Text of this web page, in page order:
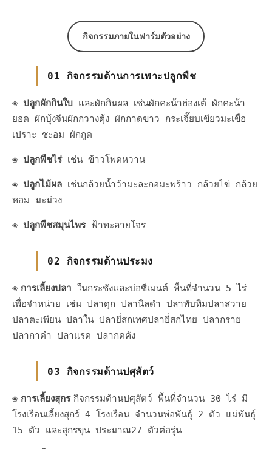
กิจกรรมภายในฟาร์มตัวอย่าง
01 กิจกรรมด้านการเพาะปลูกพืช
❀ ปลูกผักกินใบ และผักกินผล เช่นผักคะน้าฮ่องเต้ ผักคะน้า
ยอด ผักบุ้งจีนผักกวางตุ้ง ผักกาดขาว กระเจี๊ยบเขียวมะเขือ
เปราะ ชะอม ผักกูด
❀ ปลูกพืชไร่เช่น ข้าวโพดหวาน
❀ ปลูกไม้ผล เช่นกล้วยน้ำว้ามะละกอมะพร้าว กล้วยไข่ กล้วย
หอม มะม่วง
❀ ปลูกพืชสมุนไพร ฟ้าทะลายโจร
02 กิจกรรมด้านประมง
❀ การเลี้ยงปลา ในกระชังและบ่อซีเมนต์ พื้นที่จำนวน 5 ไร่
เพื่อจำหน่าย เช่น ปลาดุก ปลานิลดำ ปลาทับทิมปลาสวาย
ปลาตะเพียน ปลาใน ปลายี่สกเทศปลายี่สกไทย ปลากราย
ปลากาดำ ปลาแรด ปลากดคัง
03 กิจกรรมด้านปศุสัตว์
❀ การเลี้ยงสุกร กิจกรรมด้านปศุสัตว์ พื้นที่จำนวน 30 ไร่ มี
โรงเรือนเลี้ยงสุกร์ 4 โรงเรือน จำนวนพ่อพันธุ์ 2 ตัว แม่พันธุ์
15 ตัว และสุกรขุน ประมาณ27 ตัวต่อรุ่น